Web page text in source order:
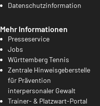
Datenschutzinformation
Mehr Informationen
Presseservice
Jobs
Württemberg Tennis
Zentrale Hinweisgeberstelle
für Prävention
interpersonaler Gewalt
Trainer- & Platzwart-Portal